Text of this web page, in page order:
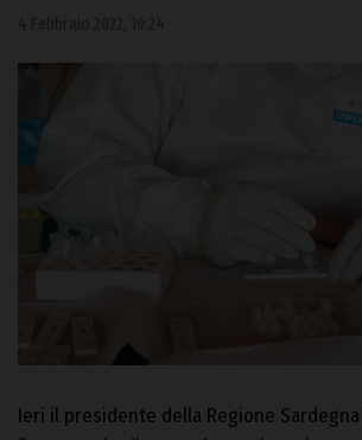
Ieri il presidente della Regione